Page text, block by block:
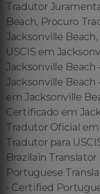
Tradutor
Beach, Procuro
Jacksonville
USCIS em
Jacksonville
Jacksonville
em Jacksonville
Certificado em
Tradutor Oficial
Tradutor para
Brazilain
Portuguese
- Certified